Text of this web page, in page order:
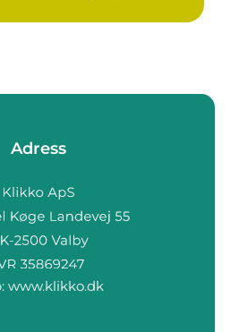
Adress
www.klikko.dk